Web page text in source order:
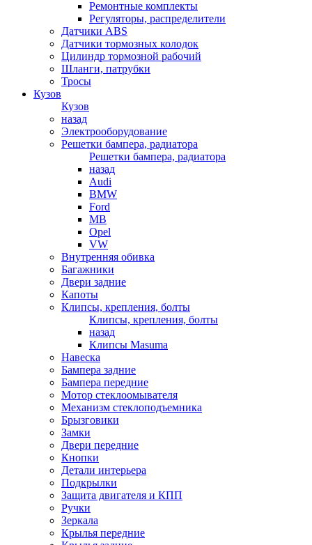
Ремонтные комплекты
Регуляторы, распределители
Датчики ABS
Датчики тормозных колодок
Цилиндр тормозной рабочий
Шланги, патрубки
Тросы
Кузов
Кузов
назад
Электрооборудование
Решетки бампера, радиатора
Решетки бампера, радиатора
назад
Audi
BMW
Ford
MB
Opel
VW
Внутренняя обивка
Багажники
Двери задние
Капоты
Клипсы, крепления, болты
Клипсы, крепления, болты
назад
Клипсы Masuma
Навеска
Бампера задние
Бампера передние
Мотор стеклоомывателя
Механизм стеклоподъемника
Брызговики
Замки
Двери передние
Кнопки
Детали интерьера
Подкрылки
Защита двигателя и КПП
Ручки
Зеркала
Крылья передние